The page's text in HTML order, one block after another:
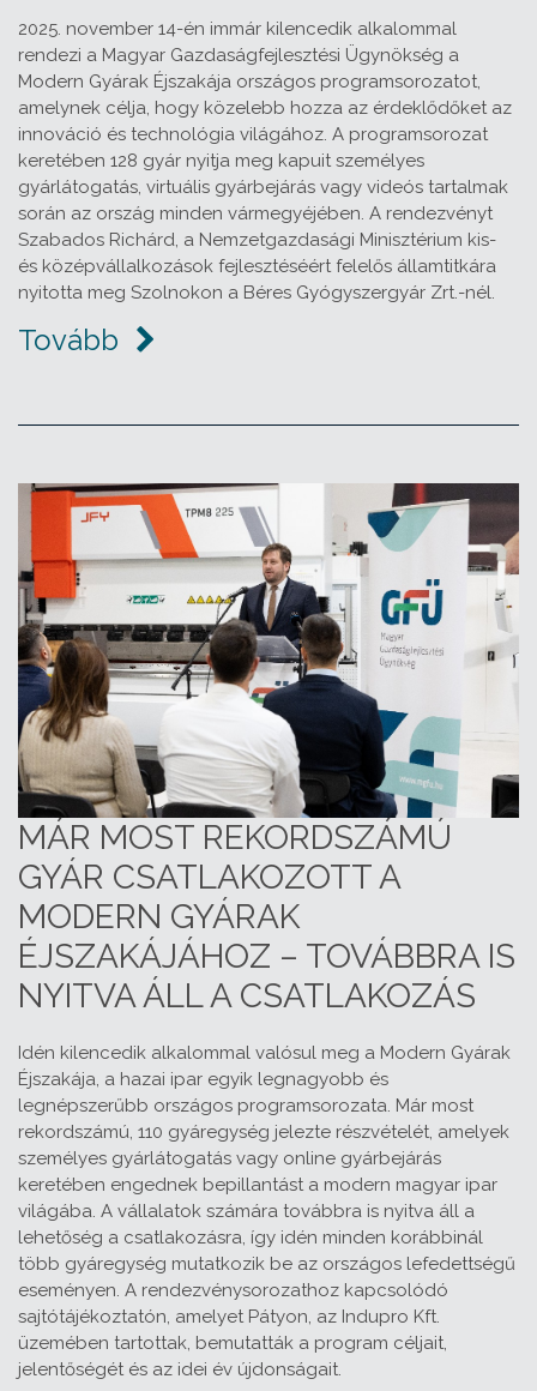
2025. november 14-én immár kilencedik alkalommal
rendezi a Magyar Gazdaságfejlesztési Ügynökség a
Modern Gyárak Éjszakája országos programsorozatot,
amelynek célja, hogy közelebb hozza az érdeklődőket az
innováció és technológia világához. A programsorozat
keretében 128 gyár nyitja meg kapuit személyes
gyárlátogatás, virtuális gyárbejárás vagy videós tartalmak
során az ország minden vármegyéjében. A rendezvényt
Szabados Richárd, a Nemzetgazdasági Minisztérium kis-
és középvállalkozások fejlesztéséért felelős államtitkára
nyitotta meg Szolnokon a Béres Gyógyszergyár Zrt.-nél.
Tovább
MÁR MOST REKORDSZÁMÚ
GYÁR CSATLAKOZOTT A
MODERN GYÁRAK
ÉJSZAKÁJÁHOZ – TOVÁBBRA IS
NYITVA ÁLL A CSATLAKOZÁS
Idén kilencedik alkalommal valósul meg a Modern Gyárak
Éjszakája, a hazai ipar egyik legnagyobb és
legnépszerűbb országos programsorozata. Már most
rekordszámú, 110 gyáregység jelezte részvételét, amelyek
személyes gyárlátogatás vagy online gyárbejárás
keretében engednek bepillantást a modern magyar ipar
világába. A vállalatok számára továbbra is nyitva áll a
lehetőség a csatlakozásra, így idén minden korábbinál
több gyáregység mutatkozik be az országos lefedettségű
eseményen. A rendezvénysorozathoz kapcsolódó
sajtótájékoztatón, amelyet Pátyon, az Indupro Kft.
üzemében tartottak, bemutatták a program céljait,
jelentőségét és az idei év újdonságait.